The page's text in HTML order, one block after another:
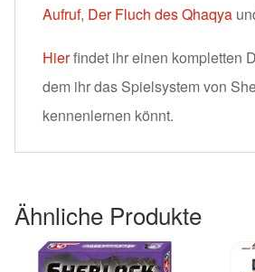
Aufruf, Der Fluch des Qhaqya
Hierfindet ihr einen kompletten
dem ihr das Spielsystem von
kennenlernen könnt.
Ähnliche Produkte